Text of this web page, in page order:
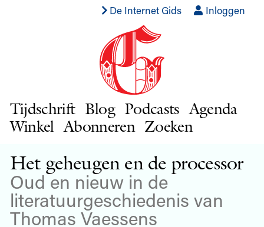
De Internet Gids Inloggen
Tijdschrift Blog Podcasts Agenda
Winkel Abonneren Zoeken
Het geheugen en de processor
Oud en nieuw in de
literatuurgeschiedenis van
Thomas Vaessens